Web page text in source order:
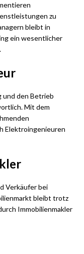
zu
bleibt in
ein wesentlicher
und den Betrieb
Mit dem
Elektroingenieuren
Verkäufer bei
bleibt trotz
Immobilienmakler